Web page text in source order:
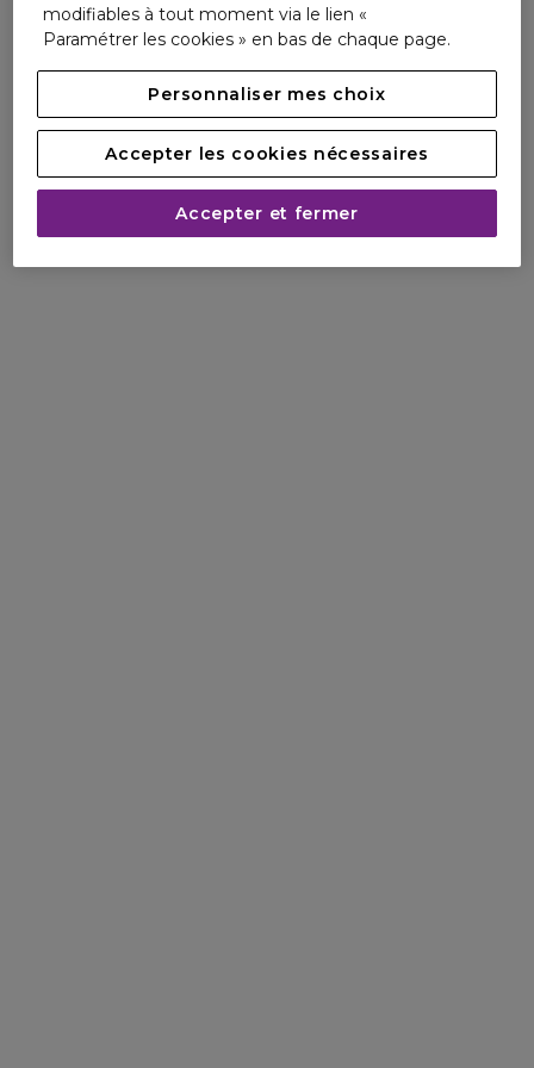
Depuis 1851, chez Kiehl’s, notre mission est de concevoir
des soins concentrés en ingrédients d’origine naturelle à
l’efficacité scientifiquement prouvée. Notre expertise
unique repose sur des connaissances acquises et
transmises au fil des générations ainsi que sur des valeurs
de générosité et de service qui ont fait notre réputation.
modifiables à tout moment via le lien «
Paramétrer les cookies » en bas de chaque page.
Personnaliser mes choix
Accepter les cookies nécessaires
Accepter et fermer